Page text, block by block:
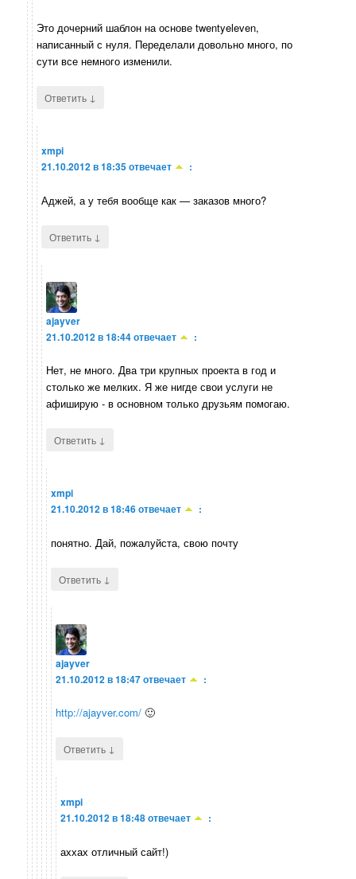
Это дочерний шаблон на основе twentyeleven,
написанный с нуля. Переделали довольно много, по
сути все немного изменили.
Ответить ↓
xmpi
21.10.2012 в 18:35отвечает :
Аджей, а у тебя вообще как — заказов много?
Ответить ↓
ajayver
21.10.2012 в 18:44отвечает :
Нет, не много. Два три крупных проекта в год и
столько же мелких. Я же нигде свои услуги не
афиширую - в основном только друзьям помогаю.
Ответить ↓
xmpi
21.10.2012 в 18:46отвечает :
понятно. Дай, пожалуйста, свою почту
Ответить ↓
ajayver
21.10.2012 в 18:47отвечает :
http://ajayver.com/ 🙂
Ответить ↓
xmpi
21.10.2012 в 18:48отвечает :
аххах отличный сайт!)